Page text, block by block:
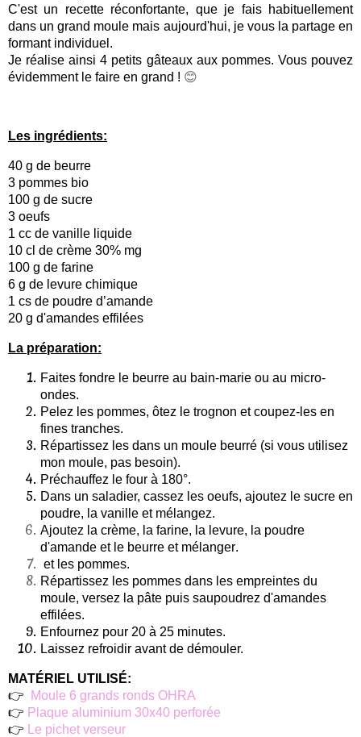
C'est un recette réconfortante, que je fais habituellement
dans un grand moule mais aujourd'hui, je vous la partage en
formant individuel.
Je réalise ainsi 4 petits gâteaux aux pommes. Vous pouvez
évidemment le faire en grand ! 😊
Les ingrédients:
40 g de beurre
3 pommes bio
100 g de sucre
3 oeufs
1 cc de vanille liquide
10 cl de crème 30% mg
100 g de farine
6 g de levure chimique
1 cs de poudre d’amande
20 g d'amandes effilées
La préparation:
Faites fondre le beurre au bain-marie ou au micro-
ondes.
Pelez les pommes, ôtez le trognon et coupez-les en
fines tranches.
Répartissez les dans un moule beurré (si vous utilisez
mon moule, pas besoin).
Préchauffez le four à 180°.
Dans un saladier, cassez les oeufs, ajoutez le sucre en
poudre, la vanille et mélangez.
Ajoutez la crème, la farine, la levure, la poudre
d'amande et le beurre et mélanger.
et les pommes.
Répartissez les pommes dans les empreintes du
moule, versez la pâte puis saupoudrez d'amandes
effilées.
Enfournez pour 20 à 25 minutes.
Laissez refroidir avant de démouler. ​
MATÉRIEL UTILISÉ:
👉
Moule 6 grands ronds OHRA
👉 Plaque aluminium 30x40 perforée
👉
Le pichet verseur